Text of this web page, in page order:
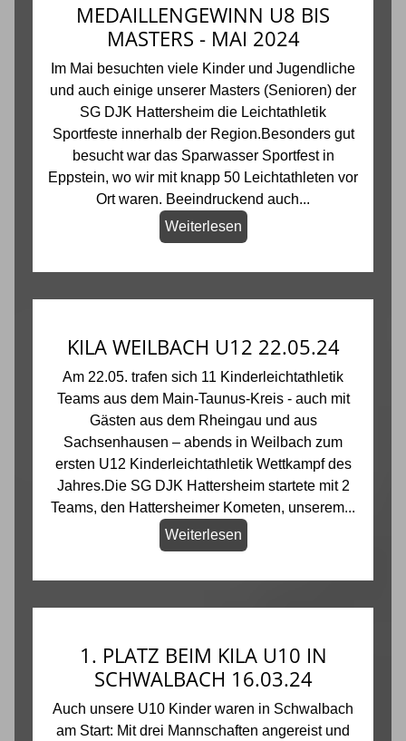
MEDAILLENGEWINN U8 BIS
MASTERS - MAI 2024
Im Mai besuchten viele Kinder und Jugendliche
und auch einige unserer Masters (Senioren) der
SG DJK Hattersheim die Leichtathletik
Sportfeste innerhalb der Region.Besonders gut
besucht war das Sparwasser Sportfest in
Eppstein, wo wir mit knapp 50 Leichtathleten vor
Ort waren. Beeindruckend auch...
Weiterlesen
KILA WEILBACH U12 22.05.24
Am 22.05. trafen sich 11 Kinderleichtathletik
Teams aus dem Main-Taunus-Kreis - auch mit
Gästen aus dem Rheingau und aus
Sachsenhausen – abends in Weilbach zum
ersten U12 Kinderleichtathletik Wettkampf des
Jahres.Die SG DJK Hattersheim startete mit 2
Teams, den Hattersheimer Kometen, unserem...
Weiterlesen
1. PLATZ BEIM KILA U10 IN
SCHWALBACH 16.03.24
Auch unsere U10 Kinder waren in Schwalbach
am Start: Mit drei Mannschaften angereist und